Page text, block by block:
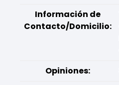
Información de
Contacto/Domicilio:
Opiniones: